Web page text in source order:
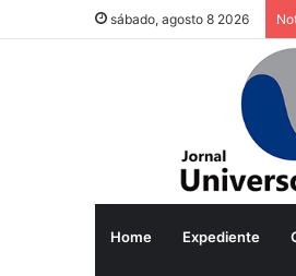
sábado, agosto 8 2026
Home Expediente